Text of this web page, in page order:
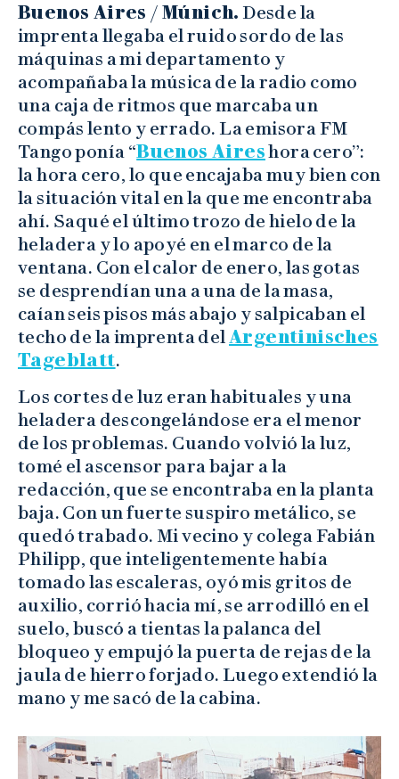
Buenos Aires / Múnich. Desde la
imprenta llegaba el ruido sordo de las
máquinas a mi departamento y
acompañaba la música de la radio como
una caja de ritmos que marcaba un
compás lento y errado. La emisora FM
Tango ponía “Buenos Aireshora cero”:
la hora cero, lo que encajaba muy bien con
la situación vital en la que me encontraba
ahí. Saqué el último trozo de hielo de la
heladera y lo apoyé en el marco de la
ventana. Con el calor de enero, las gotas
se desprendían una a una de la masa,
caían seis pisos más abajo y salpicaban el
techo de la imprenta delArgentinisches
Tageblatt.
Los cortes de luz eran habituales y una
heladera descongelándose era el menor
de los problemas. Cuando volvió la luz,
tomé el ascensor para bajar a la
redacción, que se encontraba en la planta
baja. Con un fuerte suspiro metálico, se
quedó trabado. Mi vecino y colega Fabián
Philipp, que inteligentemente había
tomado las escaleras, oyó mis gritos de
auxilio, corrió hacia mí, se arrodilló en el
suelo, buscó a tientas la palanca del
bloqueo y empujó la puerta de rejas de la
jaula de hierro forjado. Luego extendió la
mano y me sacó de la cabina.